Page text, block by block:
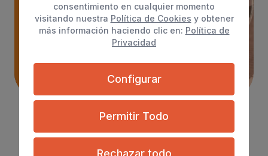
granito de arena
consentimiento en cualquier momento
visitando nuestra Política de Cookies y obtener
más información haciendo clic en: Política de
Privacidad
Configurar
Permitir Todo
Rechazar todo